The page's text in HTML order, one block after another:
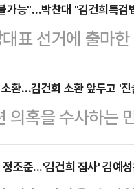
9시 25분께 김건
딩에 위치한 특
자들과 만나 "여
겠다"고 밝혔다."
을 했느냐"는 질
가능"…박찬대 "김건희특검
표 선거에 출마
층 표심을 겨냥해
페이스북 글을
·정청래를 수거
척결이 먼저다.
"고 말했다.이는
환…김건희 소환 앞두고 '
의혹을 수사하는
텐츠에 수 억원
소환했다.특검
조준...'김건희 집사' 김예